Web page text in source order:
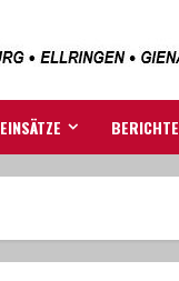
EINSÄTZE BERICHTE